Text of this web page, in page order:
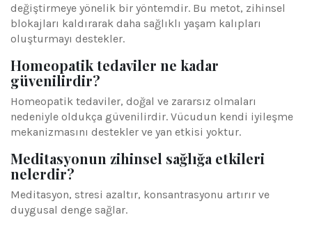
değiştirmeye yönelik bir yöntemdir. Bu metot, zihinsel
blokajları kaldırarak daha sağlıklı yaşam kalıpları
oluşturmayı destekler.
Homeopatik tedaviler ne kadar
güvenilirdir?
Homeopatik tedaviler, doğal ve zararsız olmaları
nedeniyle oldukça güvenilirdir. Vücudun kendi iyileşme
mekanizmasını destekler ve yan etkisi yoktur.
Meditasyonun zihinsel sağlığa etkileri
nelerdir?
Meditasyon, stresi azaltır, konsantrasyonu artırır ve
duygusal denge sağlar.